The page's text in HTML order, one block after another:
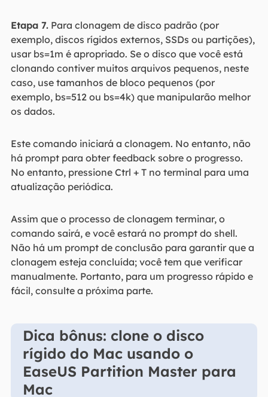
Etapa 7.Para clonagem de disco padrão (por
exemplo, discos rígidos externos, SSDs ou partições),
usar bs=1m é apropriado. Se o disco que você está
clonando contiver muitos arquivos pequenos, neste
caso, use tamanhos de bloco pequenos (por
exemplo, bs=512 ou bs=4k) que manipularão melhor
os dados.
Este comando iniciará a clonagem. No entanto, não
há prompt para obter feedback sobre o progresso.
No entanto, pressione Ctrl + T no terminal para uma
atualização periódica.
Assim que o processo de clonagem terminar, o
comando sairá, e você estará no prompt do shell.
Não há um prompt de conclusão para garantir que a
clonagem esteja concluída; você tem que verificar
manualmente. Portanto, para um progresso rápido e
fácil, consulte a próxima parte.
Dica bônus: clone o disco
rígido do Mac usando o
EaseUS Partition Master para
Mac